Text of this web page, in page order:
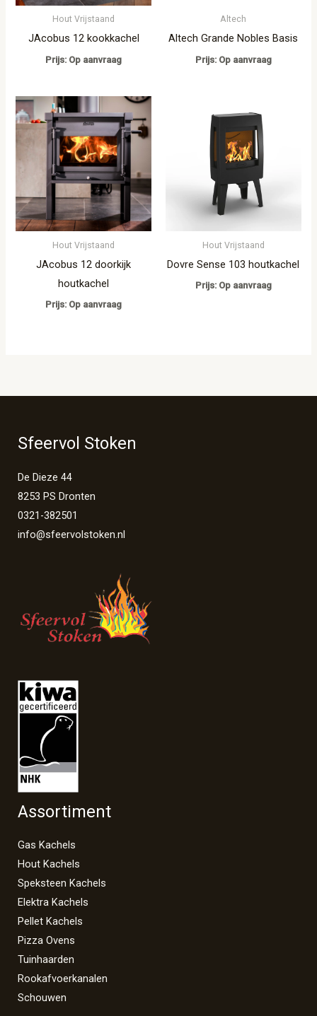
Hout Vrijstaand
JAcobus 12 kookkachel
Prijs: Op aanvraag
Altech
Altech Grande Nobles Basis
Prijs: Op aanvraag
Hout Vrijstaand
JAcobus 12 doorkijk
houtkachel
Prijs: Op aanvraag
Hout Vrijstaand
Dovre Sense 103 houtkachel
Prijs: Op aanvraag
Sfeervol Stoken
De Dieze 44
8253 PS Dronten
0321-382501
info@sfeervolstoken.nl
Assortiment
Gas Kachels
Hout Kachels
Speksteen Kachels
Elektra Kachels
Pellet Kachels
Pizza Ovens
Tuinhaarden
Rookafvoerkanalen
Schouwen